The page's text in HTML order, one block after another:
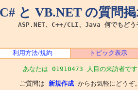
C# と VB.NET の質問
ASP.NET、C++/CLI、Java 何でもどう
利用方法/規約 トピック表示
あなたは 01910473 人目の来訪者です
ご質問は 新規作成 からお気軽にどうぞ。